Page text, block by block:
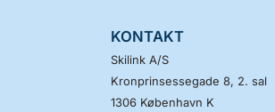
KONTAKT
Skilink A/S
Kronprinsessegade 8, 2. sal
1306 København K